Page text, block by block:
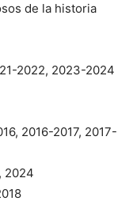
de la historia
2022, 2023-2024
2016-2017, 2017-
2024